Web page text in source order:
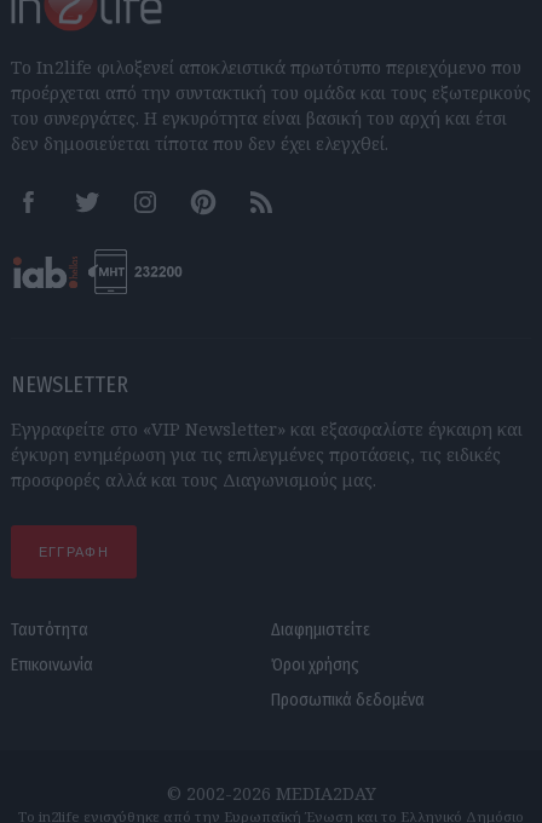
Το In2life φιλοξενεί αποκλειστικά πρωτότυπο περιεχόμενο που
προέρχεται από την συντακτική του ομάδα και τους εξωτερικούς
του συνεργάτες. Η εγκυρότητα είναι βασική του αρχή και έτσι
δεν δημοσιεύεται τίποτα που δεν έχει ελεγχθεί.
FacebookTwitter InstagramPinterestRSS feeds
NEWSLETTER
Εγγραφείτε στο «VIP Newsletter» και εξασφαλίστε έγκαιρη και
έγκυρη ενημέρωση για τις επιλεγμένες προτάσεις, τις ειδικές
προσφορές αλλά και τους Διαγωνισμούς μας.
ΕΓΓΡΑΦΗ
Ταυτότητα
Επικοινωνία
Διαφημιστείτε
Όροι χρήσης
Προσωπικά δεδομένα
© 2002-2026 MEDIA2DAY
Το in2life ενισχύθηκε από την Ευρωπαϊκή Ένωση και το Ελληνικό Δημόσιο